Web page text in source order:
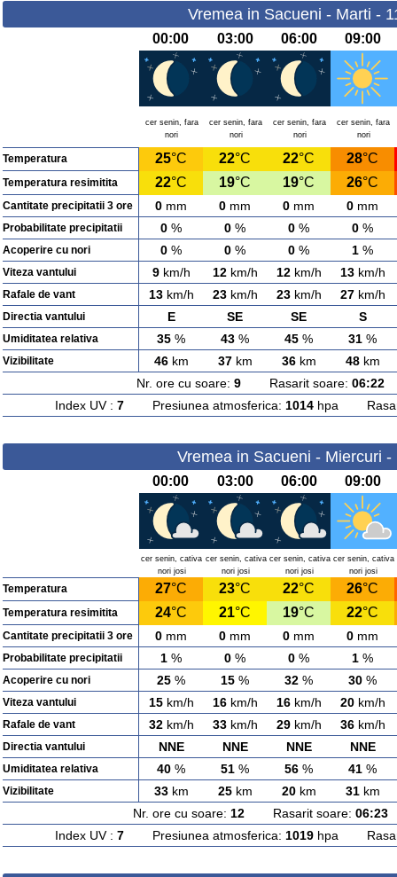
Vremea in Sacueni - Marti -
00:00 03:00 06:00 09:00
cer senin, fara
nori
cer senin, fara
nori
cer senin, fara
nori
cer senin, fara
nori
Temperatura 25°C 22°C 22°C 28°C
Temperatura resimitita 22°C 19°C 19°C 26°C
Cantitate precipitatii 3 ore 0 mm 0 mm 0 mm 0 mm
Probabilitate precipitatii 0 % 0 % 0 % 0 %
Acoperire cu nori 0 % 0 % 0 % 1 %
Viteza vantului 9km/h 12km/h 12km/h 13km/h
Rafale de vant 13km/h 23km/h 23km/h 27km/h
Directia vantului E SE SE S
Umiditatea relativa 35 % 43 % 45 % 31 %
Vizibilitate 46km 37km 36km 48km
Nr. ore cu soare: 9Rasarit soare: 06:22
Index UV : 7Presiunea atmosferica: 1014hpa
Vremea in Sacueni - Miercuri -
00:00 03:00 06:00 09:00
cer senin, cativa
nori josi
cer senin, cativa
nori josi
cer senin, cativa
nori josi
cer senin, cativa
nori josi
Temperatura 27°C 23°C 22°C 26°C
Temperatura resimitita 24°C 21°C 19°C 22°C
Cantitate precipitatii 3 ore 0 mm 0 mm 0 mm 0 mm
Probabilitate precipitatii 1 % 0 % 0 % 1 %
Acoperire cu nori 25 % 15 % 32 % 30 %
Viteza vantului 15km/h 16km/h 16km/h 20km/h
Rafale de vant 32km/h 33km/h 29km/h 36km/h
Directia vantului NNE NNE NNE NNE
Umiditatea relativa 40 % 51 % 56 % 41 %
Vizibilitate 33km 25km 20km 31km
Nr. ore cu soare: 12Rasarit soare: 06:23
Index UV : 7Presiunea atmosferica: 1019hpa